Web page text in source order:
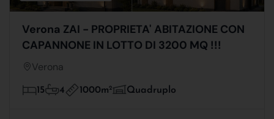
Verona ZAI - PROPRIETA' ABITAZIONE CON
CAPANNONE IN LOTTO DI 3200 MQ !!!
Verona
15 4 1000m2 Quadruplo